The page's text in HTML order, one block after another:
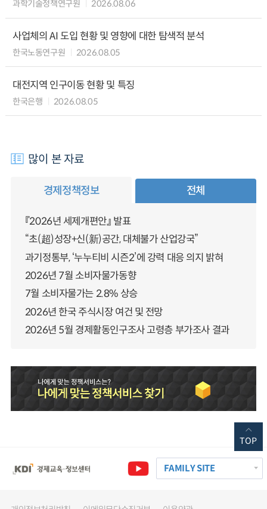
과학기술정책연구원 2026.08.06
사업체의 AI 도입 현황 및 영향에 대한 탐색적 분석
한국노동연구원 2026.08.05
대전지역 인구이동 현황 및 특징
한국은행 2026.08.05
많이 본 자료
경제정책정보 전체
『2026년 세제개편안』 발표
“초(超)성장+신(新)공간, 대체불가 산업강국”
과기정통부, ‘누누티비 시즌2’에 강력 대응 의지 밝혀
2026년 7월 소비자물가동향
7월 소비자물가는 2.8% 상승
2026년 한국 주식시장 여건 및 전망
2026년 5월 경제활동인구조사 고령층 부가조사 결과
FAMILY SITE
TOP